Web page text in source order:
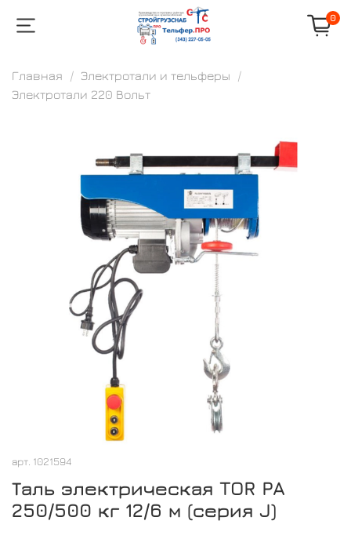
0
Главная
Электротали и тельферы
Электротали 220 Вольт
арт. 1021594
Таль электрическая TOR PA
250/500 кг 12/6 м (серия J)